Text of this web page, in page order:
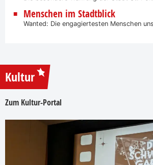
Menschen im Stadtblick
Wanted: Die engagiertesten Menschen
Kultur
Zum Kultur-Portal